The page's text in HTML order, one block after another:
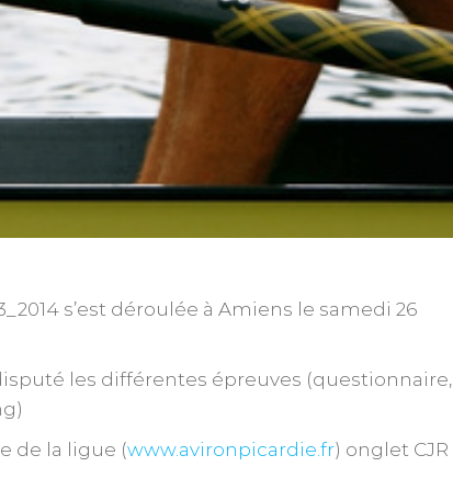
s’est déroulée à Amiens le samedi 26
les différentes épreuves (questionnaire,
de la ligue (www.avironpicardie.fr) onglet CJR